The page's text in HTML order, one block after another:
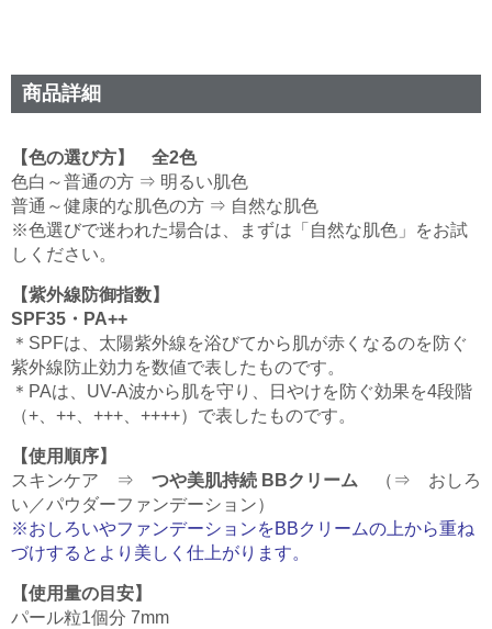
商品詳細
【色の選び方】 全2色
色白～普通の方 ⇒ 明るい肌色
普通～健康的な肌色の方 ⇒ 自然な肌色
※色選びで迷われた場合は、まずは「自然な肌色」をお試
しください。
【紫外線防御指数】
SPF35・PA++
＊SPFは、太陽紫外線を浴びてから肌が赤くなるのを防ぐ
紫外線防止効力を数値で表したものです。
＊PAは、UV-A波から肌を守り、日やけを防ぐ効果を4段階
（+、++、+++、++++）で表したものです。
【使用順序】
スキンケア ⇒ つや美肌持続 BBクリーム （⇒ おしろ
い／パウダーファンデーション）
※おしろいやファンデーションをBBクリームの上から重ね
づけするとより美しく仕上がります。
【使用量の目安】
パール粒1個分 7mm